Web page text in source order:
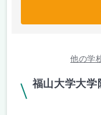
他の学
福山大学大学